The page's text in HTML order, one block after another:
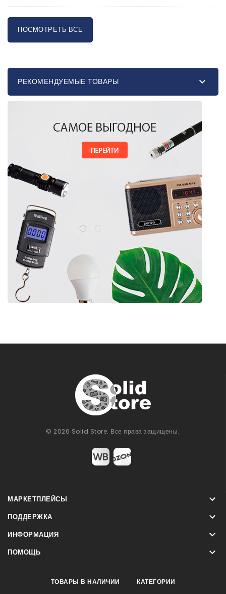
ПОСМОТРЕТЬ ВСЕ
РЕКОМЕНДУЕМЫЕ ТОВАРЫ 
© 2026 Solid Store. Все права защищены.
МАРКЕТПЛЕЙСЫ 
ПОДДЕРЖКА 
ИНФОРМАЦИЯ 
ПОМОЩЬ 
ТОВАРЫ В НАЛИЧИИ
КАТЕГОРИИ